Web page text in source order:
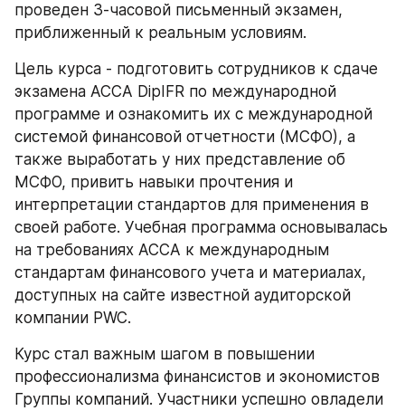
проведен 3-часовой письменный экзамен,
приближенный к реальным условиям.
Цель курса - подготовить сотрудников к сдаче
экзамена АССА DipIFR по международной
программе и ознакомить их с международной
системой финансовой отчетности (МСФО), а
также выработать у них представление об
МСФО, привить навыки прочтения и
интерпретации стандартов для применения в
своей работе. Учебная программа основывалась
на требованиях АССА к международным
стандартам финансового учета и материалах,
доступных на сайте известной аудиторской
компании PWC.
Курс стал важным шагом в повышении
профессионализма финансистов и экономистов
Группы компаний. Участники успешно овладели